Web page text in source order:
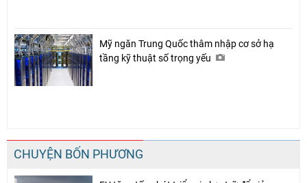
Mỹ ngăn Trung Quốc thâm nhập cơ sở hạ
tầng kỹ thuật số trọng yếu
CHUYỆN BỐN PHƯƠNG